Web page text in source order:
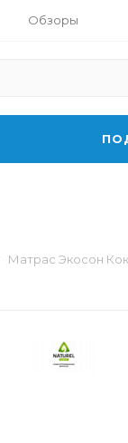
Обзоры
Матрас Экосон